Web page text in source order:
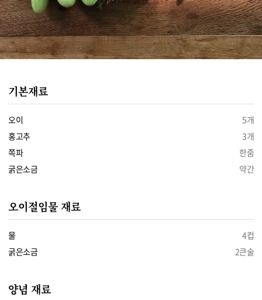
기본재료
오이
5개
홍고추
3개
쪽파
한줌
굵은소금
약간
오이절임물 재료
물
4컵
굵은소금
2큰술
양념 재료